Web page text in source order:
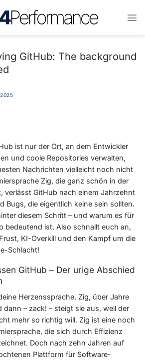
GitHub: The background
ist nur der Ort, an dem Entwickler
und coole Repositories verwalten,
Nachrichten vielleicht noch nicht
Zig, die ganz schön in der
verlässt GitHub nach einem Jahrzehnt
Bugs, die eigentlich keine sein sollten.
diesem Schritt – und warum es für
bedeutend ist. Also schnallt euch an,
KI-Overkill und den Kampf um die
Schlacht!
GitHub – Der urige Abschied
Herzenssprache, Zig, über Jahre
– zack! – steigt sie aus, weil der
mehr so richtig will. Zig ist eine noch
die sich durch Effizienz
Doch nach zehn Jahren auf
Plattform für Software-